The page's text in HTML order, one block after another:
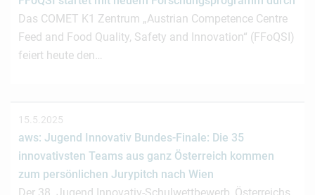
Das COMET K1 Zentrum „Austrian Competence Centre
Feed and Food Quality, Safety and Innovation“ (FFoQSI)
feiert heute den…
15.5.2025
aws: Jugend Innovativ Bundes-Finale: Die 35
innovativsten Teams aus ganz Österreich kommen
zum persönlichen Jurypitch nach Wien